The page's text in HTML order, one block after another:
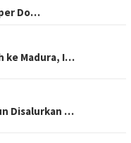
Do…
ke Madura, I…
Disalurkan …